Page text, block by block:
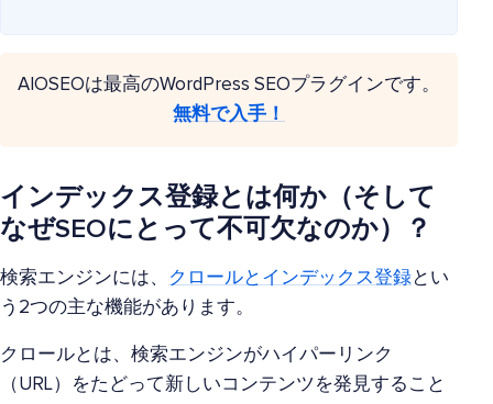
AIOSEOは最高のWordPress SEOプラグインです。
無料で入手！
インデックス登録とは何か（そして
なぜSEOにとって不可欠なのか）？
検索エンジンには、 クロールとインデックス登録とい
う2つの主な機能があります。
クロールとは、検索エンジンがハイパーリンク
（URL）をたどって新しいコンテンツを発見すること